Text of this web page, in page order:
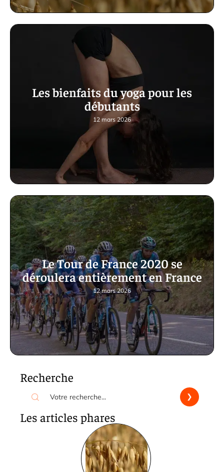
Les bienfaits du yoga pour les
débutants
12 mars 2026
Le Tour de France 2020 se
déroulera entièrement en France
12 mars 2026
Recherche
Les articles phares